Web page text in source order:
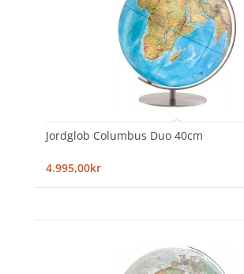
Jordglob Columbus Duo 40cm
4.995,00kr